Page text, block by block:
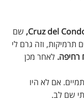
שם
תרמיקות, וזה גרם לי
רחיפה. לאחר מכן
אם לא היו
שם לב.